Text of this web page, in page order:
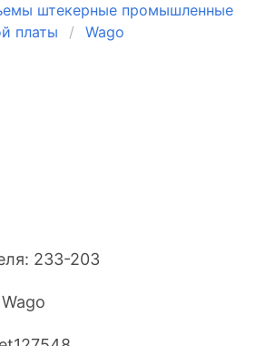
штекерные промышленные
платы
Wago
233-203
Wago